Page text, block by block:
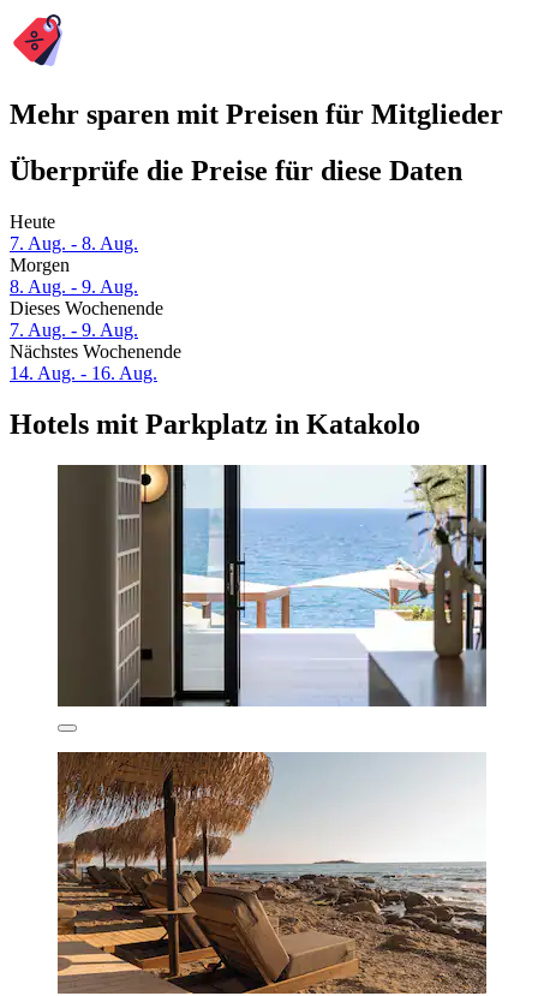
Mehr sparen mit Preisen für Mitglieder
Überprüfe die Preise für diese Daten
Heute
7. Aug. - 8. Aug.
Morgen
8. Aug. - 9. Aug.
Dieses Wochenende
7. Aug. - 9. Aug.
Nächstes Wochenende
14. Aug. - 16. Aug.
Hotels mit Parkplatz in Katakolo